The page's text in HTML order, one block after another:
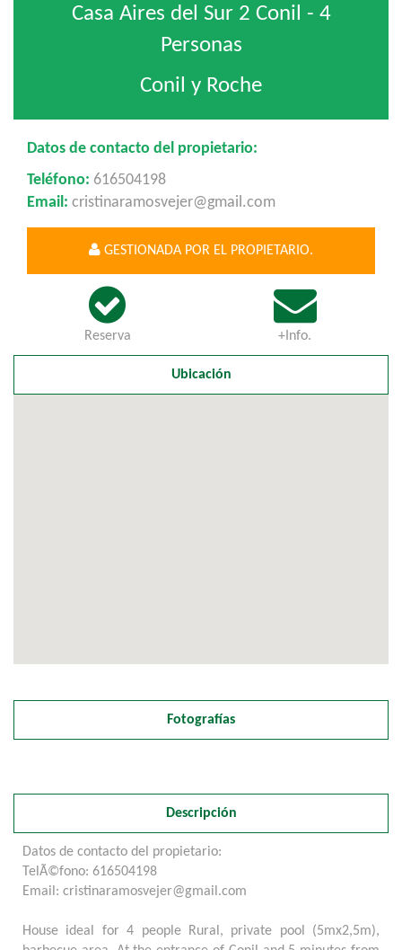
Casa Aires del Sur 2 Conil - 4
Personas
Conil y Roche
Datos de contacto del propietario:
Teléfono: 616504198
Email: cristinaramosvejer@gmail.com
GESTIONADA POR EL PROPIETARIO.
Reserva +Info.
Ubicación
Fotografías
Descripción
Datos de contacto del propietario:
TelÃ©fono: 616504198
Email: cristinaramosvejer@gmail.com
House ideal for 4 people Rural, private pool (5mx2,5m),